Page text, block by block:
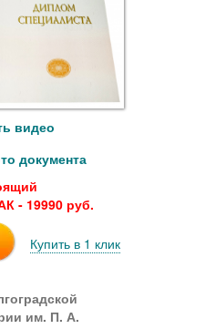
видео
документа
- 19990 руб.
Купить в 1 клик
им. П. А.